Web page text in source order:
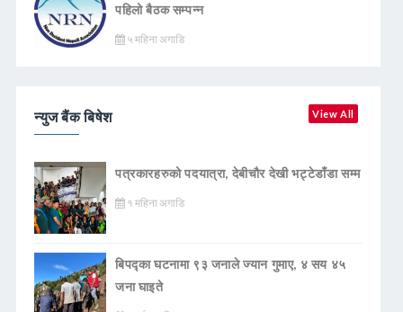
पहिलो बैठक सम्पन्न
५ महिना अगाडि
न्युज बैंक बिषेश View All
पत्रकारहरुको पदयात्रा, देबीचौर देखी भट्टेडाँडा सम्म
१ महिना अगाडि
बिपद्का घटनामा ९३ जनाले ज्यान गुमाए, ४ सय ४५
जना घाइते